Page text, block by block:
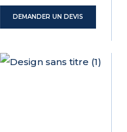
DEMANDER UN DEVIS